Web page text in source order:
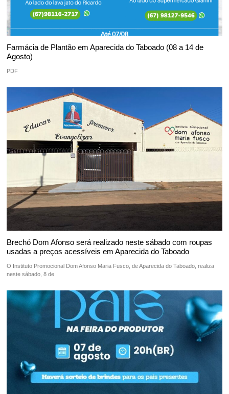
Farmácia de Plantão em Aparecida do Taboado (08 a 14 de
Agosto)
PDF
Brechó Dom Afonso será realizado neste sábado com roupas
usadas a preços acessíveis em Aparecida do Taboado
O Instituto Promocional Dom Afonso Maria Fusco, de Aparecida do Taboado, realiza
neste sábado, 8 de